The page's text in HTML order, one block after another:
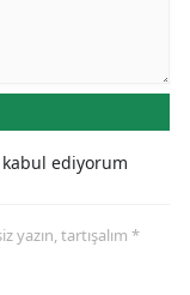
Manisaediyorum
yazın, tartışalım *